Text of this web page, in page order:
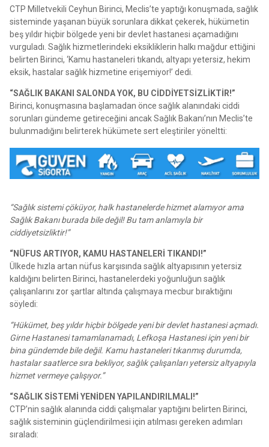
CTP Milletvekili Ceyhun Birinci, Meclis’te yaptığı konuşmada, sağlık
sisteminde yaşanan büyük sorunlara dikkat çekerek, hükümetin
beş yıldır hiçbir bölgede yeni bir devlet hastanesi açamadığını
vurguladı. Sağlık hizmetlerindeki eksikliklerin halkı mağdur ettiğini
belirten Birinci, ‘Kamu hastaneleri tıkandı, altyapı yetersiz, hekim
eksik, hastalar sağlık hizmetine erişemiyor!’ dedi.
“SAĞLIK BAKANI SALONDA YOK, BU CİDDİYETSİZLİKTİR!”
Birinci, konuşmasına başlamadan önce sağlık alanındaki ciddi
sorunları gündeme getireceğini ancak Sağlık Bakanı’nın Meclis’te
bulunmadığını belirterek hükümete sert eleştiriler yöneltti:
“Sağlık sistemi çöküyor, halk hastanelerde hizmet alamıyor ama
Sağlık Bakanı burada bile değil! Bu tam anlamıyla bir
ciddiyetsizliktir!”
“NÜFUS ARTIYOR, KAMU HASTANELERİ TIKANDI!”
Ülkede hızla artan nüfus karşısında sağlık altyapısının yetersiz
kaldığını belirten Birinci, hastanelerdeki yoğunluğun sağlık
çalışanlarını zor şartlar altında çalışmaya mecbur bıraktığını
söyledi:
“Hükümet, beş yıldır hiçbir bölgede yeni bir devlet hastanesi açmadı.
Girne Hastanesi tamamlanamadı, Lefkoşa Hastanesi için yeni bir
bina gündemde bile değil. Kamu hastaneleri tıkanmış durumda,
hastalar saatlerce sıra bekliyor, sağlık çalışanları yetersiz altyapıyla
hizmet vermeye çalışıyor.”
“SAĞLIK SİSTEMİ YENİDEN YAPILANDIRILMALI!”
CTP’nin sağlık alanında ciddi çalışmalar yaptığını belirten Birinci,
sağlık sisteminin güçlendirilmesi için atılması gereken adımları
sıraladı: